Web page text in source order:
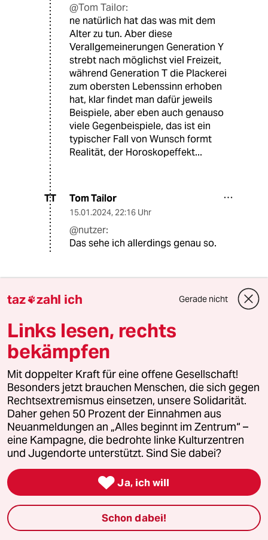
@Tom Tailor:
ne natürlich hat das was mit dem
Alter zu tun. Aber diese
Verallgemeinerungen Generation Y
strebt nach möglichst viel Freizeit,
während Generation T die Plackerei
zum obersten Lebenssinn erhoben
hat, klar findet man dafür jeweils
Beispiele, aber eben auch genauso
viele Gegenbeispiele, das ist ein
typischer Fall von Wunsch formt
Realität, der Horoskopeffekt...
TT Tom Tailor
15.01.2024, 22:16 Uhr
@nutzer:
Das sehe ich allerdings genau so.
14.01.2024
"Jede Generation versaut ihren Kindern die
Kindheit auf andere Weise."
Das trifft es leider recht genau.
R realnessuno
14.01.2024,21:18 Uhr
und genau darum müssen Handys so
behandelt werden wie Bier: Ab 16 OK.
Beim Bire war das auch erst einmal ein Prozess
selbstverständlich.
Bier ist in seiner Wirkung simpel und harmlos
wenn man es mit dem vergleicht, was ein
Handy mit uns anzustellen vermag.
Noch schöner und konsequenter wäre schlicht
taz zahl ich Gerade nicht
Links lesen, rechts
bekämpfen
Mit doppelter Kraft für eine offene Gesellschaft!
Besonders jetzt brauchen Menschen, die sich gegen
Rechtsextremismus einsetzen, unsere Solidarität.
Daher gehen 50 Prozent der Einnahmen aus
Neuanmeldungen an „Alles beginnt im Zentrum“ –
eine Kampagne, die bedrohte linke Kulturzentren
und Jugendorte unterstützt. Sind Sie dabei?
 Ja, ich will
Schon dabei!